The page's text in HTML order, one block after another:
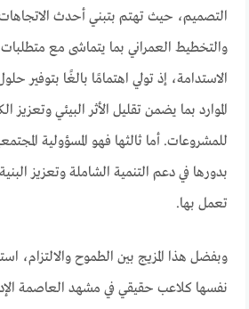
التصميم، حيث تهتم بتبني أحدث الاتجاهات
والتخطيط العمراني بما يتماشى مع متطلبات
الاستدامة، إذ تولي اهتمامًا بالغًا بتوفير
الموارد بما يضمن تقليل الأثر البيئي وتعزيز
للمشروعات. أما ثالثها فهو المسؤولية
بدورها في دعم التنمية الشاملة وتعزيز
تعمل بها.
نفسها كلاعب حقيقي في مشهد العاصمة